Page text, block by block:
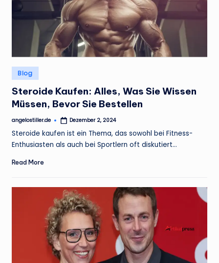
Posted
in
Blog
Steroide Kaufen: Alles, Was Sie Wissen
Müssen, Bevor Sie Bestellen
Posted
angelostiller.de Dezember 2, 2024
Steroide kaufen ist ein Thema, das sowohl bei Fitness-
Enthusiasten als auch bei Sportlern oft diskutiert…
Read More